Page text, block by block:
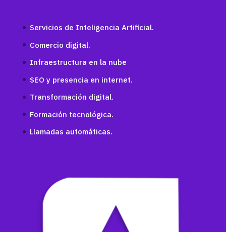
Servicios de Inteligencia Artificial.
Comercio digital.
Infraestructura en la nube
SEO y presencia en internet.
Transformación digital.
Formación tecnológica.
Llamadas automáticas.